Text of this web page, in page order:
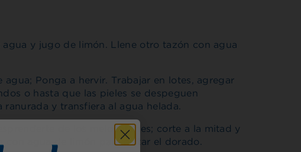
y jugo de limón. Llene otro tazón con agua
Ponga a hervir. Trabajar en lotes, agregar
o hasta que las pieles se despeguen
y transfiera al agua helada.
de los melocotones; corte a la mitad y
con agua de limón para evitar el dorado.